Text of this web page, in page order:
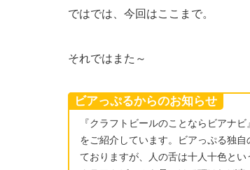
ではでは、今回はここまで。
それではまた～
ビアっぷるからのお知らせ
『クラフトビールのことならビアナ
をご紹介しています。ビアっぷる独
ておりますが、人の舌は十人十色と